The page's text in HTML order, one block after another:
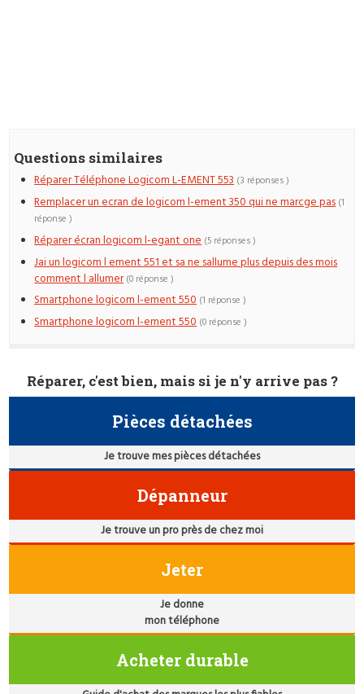
Questions similaires
Réparer Téléphone Logicom L-EMENT 553 (3 réponses )
Remplacer un ecran de logicom l-ement 350 qui ne marcge pas (1
réponse )
Réparer écran logicom l-egant one (5 réponses )
Jai un logicom l ement 551 et sa ne sallume plus depuis des mois
comment l allumer (0 réponse )
Smartphone logicom l-ement 550 (1 réponse )
Smartphone logicom l-ement 550 (0 réponse )
Réparer, c'est bien, mais si je n'y arrive pas ?
Pièces détachées
Je trouve mes pièces détachées
Dépanneur
Je trouve un pro près de chez moi
Jeter
Je donne
mon téléphone
Acheter durable